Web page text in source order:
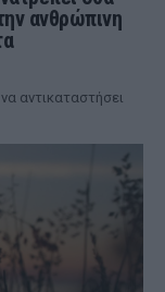
ανθρώπινη
αντικαταστήσει